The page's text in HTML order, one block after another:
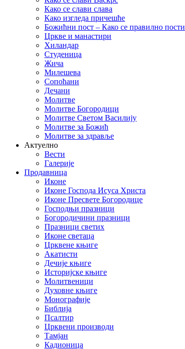
Како се слави слава
Како изгледа причешће
Божићни пост – Како се правилно пости
Цркве и манастири
Хиландар
Студеница
Жича
Милешева
Сопоћани
Дечани
Молитве
Молитве Богородици
Молитве Светом Василију
Молитве за Божић
Молитве за здравље
Актуелно
Вести
Галерије
Продавница
Иконе
Иконе Господа Исуса Христа
Иконе Пресвете Богородице
Господњи празници
Богородичини празници
Празници светих
Иконе светаца
Црквене књиге
Акатисти
Дечије књиге
Историјске књиге
Молитвеници
Духовне књиге
Монографије
Библија
Псалтир
Црквени производи
Тамјан
Кадионица